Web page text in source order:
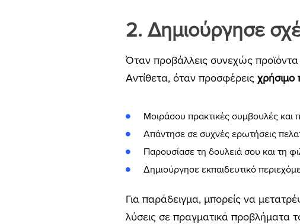
2. Δημιούργησε
Όταν προβάλλεις συνεχώς προϊόντα
Αντίθετα, όταν προσφέρεις χρήσιμο
Μοιράσου πρακτικές συμβουλές και
Απάντησε σε συχνές ερωτήσεις
Παρουσίασε τη δουλειά σου και τη
Δημιούργησε εκπαιδευτικό
Για παράδειγμα, μπορείς να
λύσεις σε πραγματικά προβλήματα